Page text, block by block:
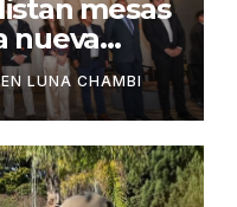
mesas
nueva
LUNA CHAMBI